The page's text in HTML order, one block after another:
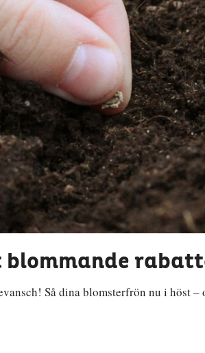
blommande
Så dina blomsterfrön nu i höst